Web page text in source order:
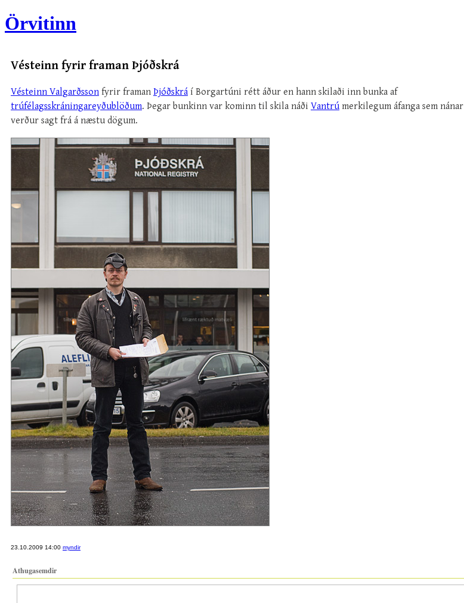
Örvitinn
Vésteinn fyrir framan Þjóðskrá
Vésteinn Valgarðsson fyrir framan Þjóðskrá í Borgartúni rétt áður en hann skilaði inn bunka af
trúfélagsskráningareyðublöðum. Þegar bunkinn var kominn til skila náði Vantrú merkilegum áfanga sem nánar
verður sagt frá á næstu dögum.
23.10.2009 14:00 myndir
Athugasemdir